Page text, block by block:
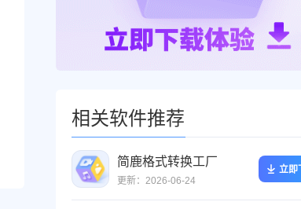
相关软件推荐
简鹿格式转换工厂
更新：2026-06-24
立即